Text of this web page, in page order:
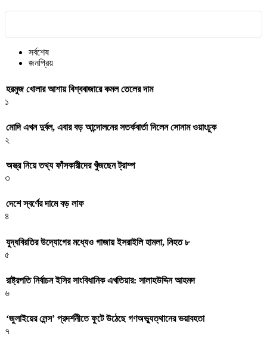
সর্বশেষ
জনপ্রিয়
হরমুজ খোলার আশায় বিশ্ববাজারে কমল তেলের দাম
১
মোদি এখন দুর্বল, এবার বড় আন্দোলনের সতর্কবার্তা দিলেন সোনাম ওয়াংচুক
২
অস্ত্র নিয়ে তথ্য ফাঁসকারীদের খুঁজছেন ট্রাম্প
৩
দেশে স্বর্ণের দামে বড় লাফ
৪
যুদ্ধবিরতির উদ্যোগের মধ্যেও গাজায় ইসরাইলি হামলা, নিহত ৮
৫
রাষ্ট্রপতি নির্বাচন ইসির সাংবিধানিক এখতিয়ার: সালাহউদ্দিন আহমদ
৬
‘জুলাইয়ের লেন্স’ প্রদর্শনীতে ফুটে উঠেছে গণঅভ্যুত্থানের ভয়াবহতা
৭